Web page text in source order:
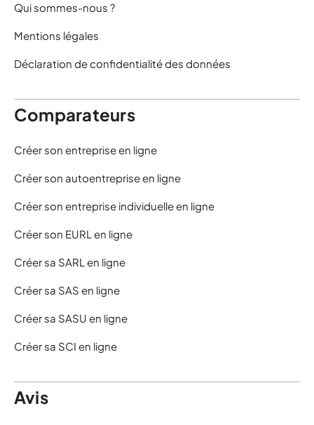
Qui sommes-nous ?
Mentions légales
Déclaration de confidentialité des données
Comparateurs
Créer son entreprise en ligne
Créer son autoentreprise en ligne
Créer son entreprise individuelle en ligne
Créer son EURL en ligne
Créer sa SARL en ligne
Créer sa SAS en ligne
Créer sa SASU en ligne
Créer sa SCI en ligne
Avis